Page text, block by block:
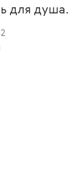
для душа.